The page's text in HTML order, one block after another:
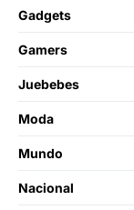
Gadgets
Gamers
Juebebes
Moda
Mundo
Nacional